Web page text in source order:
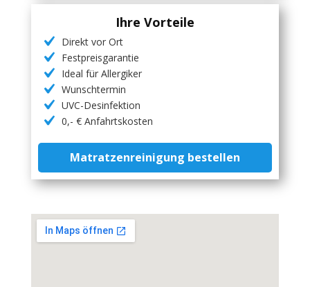
Ihre Vorteile
Direkt vor Ort
Festpreisgarantie
Ideal für Allergiker
Wunschtermin
UVC-Desinfektion
0,- € Anfahrtskosten
Matratzenreinigung bestellen